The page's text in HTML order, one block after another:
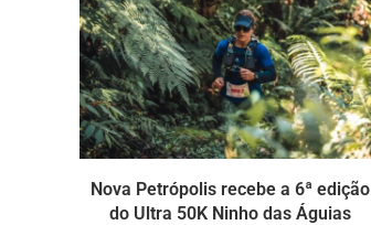
Nova Petrópolis recebe a 6ª edição
do Ultra 50K Ninho das Águias